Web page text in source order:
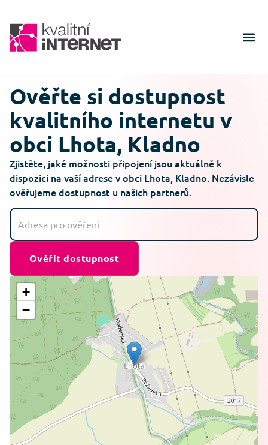
Ověřte si dostupnost
kvalitního internetu v
obci Lhota, Kladno
Zjistěte, jaké možnosti připojení jsou aktuálně k
dispozici na vaší adrese v obci Lhota, Kladno. Nezávisle
ověřujeme dostupnost u našich partnerů.
Ověřit dostupnost
+
−